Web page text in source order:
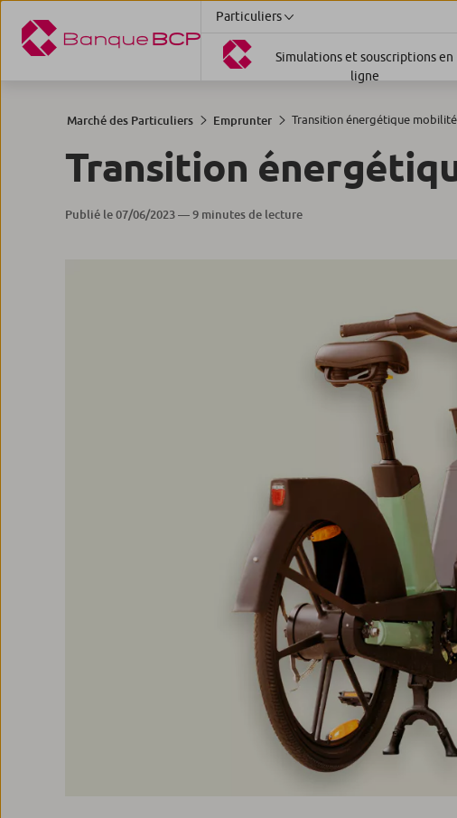
Particuliers
Simulations et souscriptions en
ligne
Marché des Particuliers Emprunter Transition énergétique mobilité
Transition
Publié le 07/06/2023 — 9 minutes de lecture